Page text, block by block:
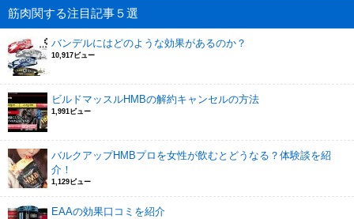
筋肉関する注目記事５選
バンデルにはどのような効果があるのか？
10,917ビュー
ビルドマッスルHMBの解約キャンセルの方法
1,991ビュー
バルクアップHMBプロを女性が飲むとどうなる？体験談を紹
介！
1,129ビュー
EAAの効果口コミを紹介